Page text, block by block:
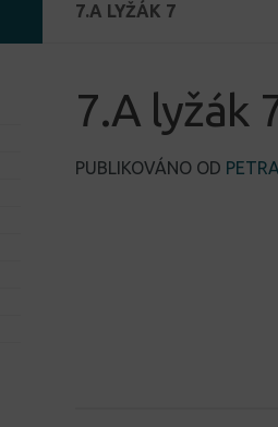
7.A LYŽÁK 7
7.A lyžák
PUBLIKOVÁNO OD